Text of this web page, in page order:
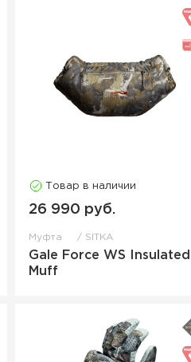
Товар в наличии
26 990 руб.
Муфта SITKA
Gale Force WS Insulated
Muff